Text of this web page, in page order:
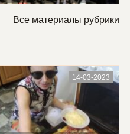
Все материалы рубрики
14-03-2023